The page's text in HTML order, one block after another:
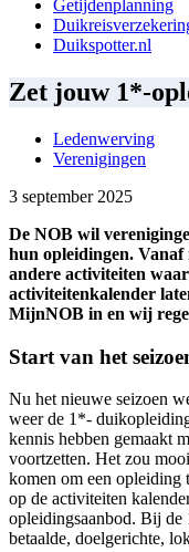
Getijdenplanning
Duikspotter.nl
Zet jouw 1*-
Ledenwerving
Verenigingen
3 september 2025
De NOB wil
hun opleidingen.
andere activiteiten
activiteitenkalender
MijnNOB in en wij
Start van het
Nu het nieuwe seizoen
weer de 1*-
kennis hebben gemaakt
voortzetten. Het zou
komen om een opleiding
op de activiteiten
opleidingsaanbod. Bij de
betaalde, doelgerichte,